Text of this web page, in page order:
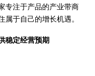
专注于产品的产业带商
于自己的增长机遇。
稳定经营预期